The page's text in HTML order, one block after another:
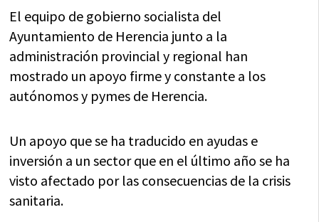
El equipo de gobierno socialista del
Ayuntamiento de Herencia junto a la
administración provincial y regional han
mostrado un apoyo firme y constante a los
autónomos y pymes de Herencia.
Un apoyo que se ha traducido en ayudas e
inversión a un sector que en el último año se ha
visto afectado por las consecuencias de la crisis
sanitaria.